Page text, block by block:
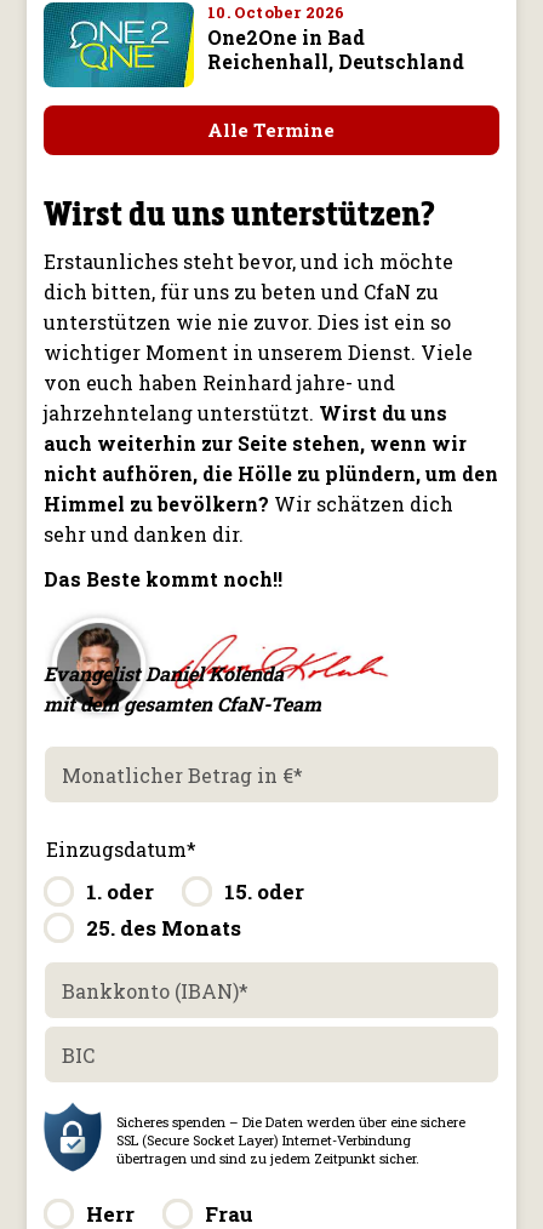
10. October 2026
One2One in Bad
Reichenhall, Deutschland
Alle Termine
Wirst du uns unterstützen?
Erstaunliches steht bevor, und ich möchte
dich bitten, für uns zu beten und CfaN zu
unterstützen wie nie zuvor. Dies ist ein so
wichtiger Moment in unserem Dienst. Viele
von euch haben Reinhard jahre- und
jahrzehntelang unterstützt. Wirst du uns
auch weiterhin zur Seite stehen, wenn wir
nicht aufhören, die Hölle zu plündern, um den
Himmel zu bevölkern? Wir schätzen dich
sehr und danken dir.
Das Beste kommt noch!!
Evangelist Daniel Kolenda
mit dem gesamten CfaN-Team
Monatlicher Betrag in €*
Einzugsdatum*
1. oder
15. oder
25. des Monats
Bankkonto (IBAN)*
BIC
Herr Frau